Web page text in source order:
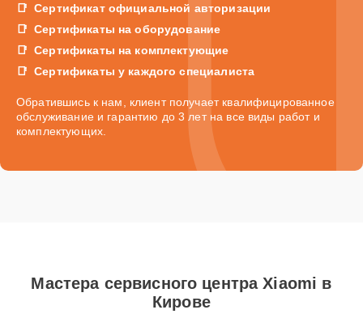
Сертификат официальной авторизации
Сертификаты на оборудование
Сертификаты на комплектующие
Сертификаты у каждого специалиста
Обратившись к нам, клиент получает квалифицированное
обслуживание и гарантию до 3 лет на все виды работ и
комплектующих.
Мастера сервисного центра Xiaomi в
Кирове